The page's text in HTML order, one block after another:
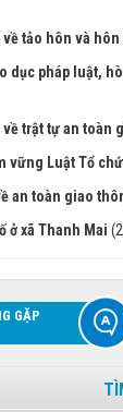
tảo hôn và
dục pháp luật,
trật tự an toàn
vững Luật Tổ
an toàn giao
ở xã Thanh Mai
GẶP